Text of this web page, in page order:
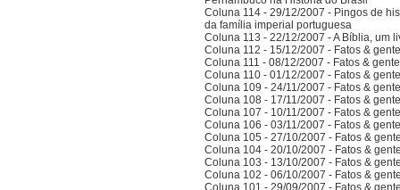
Coluna 114 - 29/12/2007 - Pingos de
da família imperial portuguesa
Coluna 113 - 22/12/2007 - A Bíblia, um
Coluna 112 - 15/12/2007 - Fatos &
Coluna 111 - 08/12/2007 - Fatos &
Coluna 110 - 01/12/2007 - Fatos &
Coluna 109 - 24/11/2007 - Fatos &
Coluna 108 - 17/11/2007 - Fatos &
Coluna 107 - 10/11/2007 - Fatos &
Coluna 106 - 03/11/2007 - Fatos &
Coluna 105 - 27/10/2007 - Fatos &
Coluna 104 - 20/10/2007 - Fatos &
Coluna 103 - 13/10/2007 - Fatos &
Coluna 102 - 06/10/2007 - Fatos &
Coluna 101 - 29/09/2007 - Fatos &